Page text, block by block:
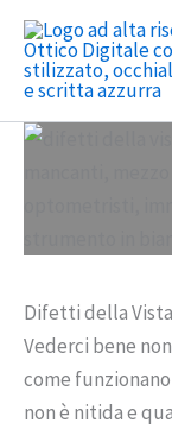
contenuto
Difetti della
Vederci bene
come
non è nitida e